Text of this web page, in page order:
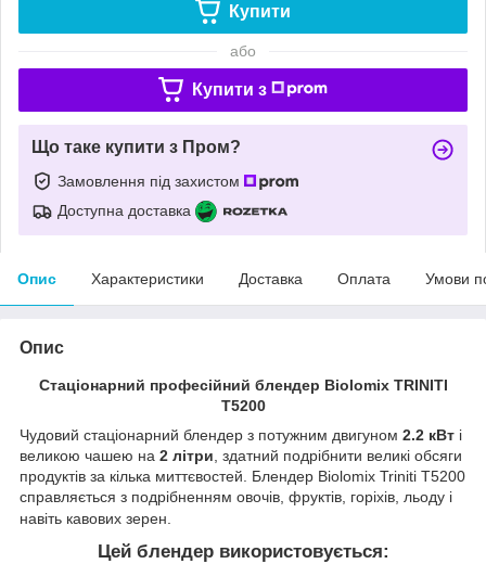
Купити
або
Купити з
Що таке купити з Пром?
Замовлення під захистом
Доступна доставка
Опис Характеристики Доставка Оплата Умови
Опис
Стаціонарний професійний блендер Biolomix TRINITI
T5200
Чудовий стаціонарний блендер з потужним двигуном 2.2 кВт і
великою чашею на 2 літри , здатний подрібнити великі обсяги
продуктів за кілька миттєвостей. Блендер Biolomix Triniti T5200
справляється з подрібненням овочів, фруктів, горіхів, льоду і
навіть кавових зерен.
Цей блендер використовується: